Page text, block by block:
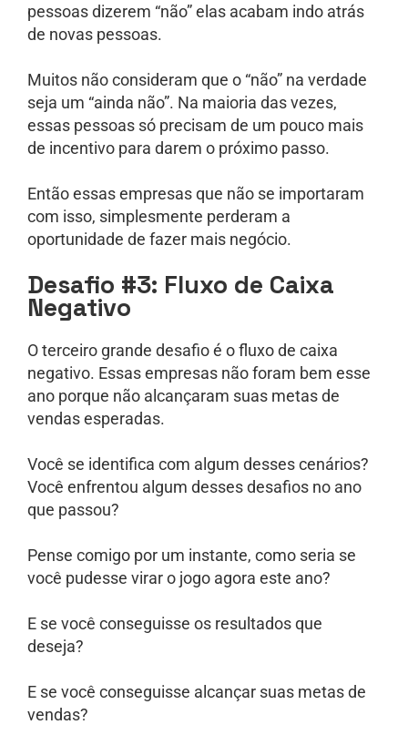
pessoas dizerem “não” elas acabam indo atrás
de novas pessoas.
Muitos não consideram que o “não” na verdade
seja um “ainda não”. Na maioria das vezes,
essas pessoas só precisam de um pouco mais
de incentivo para darem o próximo passo.
Então essas empresas que não se importaram
com isso, simplesmente perderam a
oportunidade de fazer mais negócio.
Desafio #3: Fluxo de Caixa
Negativo
O terceiro grande desafio é o fluxo de caixa
negativo. Essas empresas não foram bem esse
ano porque não alcançaram suas metas de
vendas esperadas.
Você se identifica com algum desses cenários?
Você enfrentou algum desses desafios no ano
que passou?
Pense comigo por um instante, como seria se
você pudesse virar o jogo agora este ano?
E se você conseguisse os resultados que
deseja?
E se você conseguisse alcançar suas metas de
vendas?